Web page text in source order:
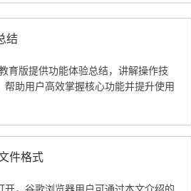
结
育版提供功能体验总结，讲解操作技
助用户高效掌握核心功能并提升使用
件格式